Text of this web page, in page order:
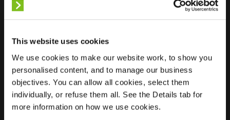
This website uses cookies
We use cookies to make our website work, to show you
personalised content, and to manage our business
objectives. You can allow all cookies, select them
individually, or refuse them all. See the Details tab for
more information on how we use cookies.
Localisation
Klaverweide 21
9203 GB Drachten
Pays-Bas